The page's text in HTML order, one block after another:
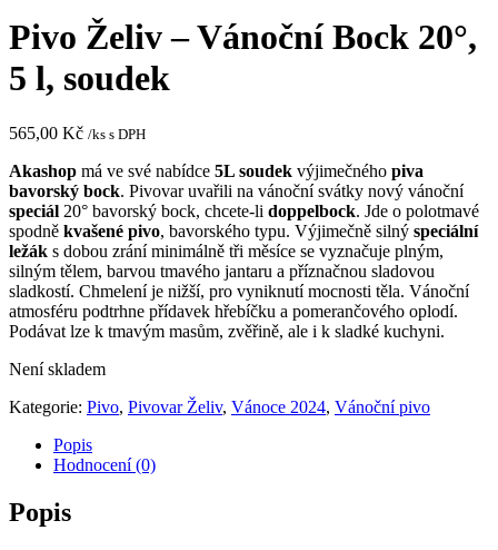
Pivo Želiv – Vánoční Bock 20°,
5 l, soudek
565,00 Kč /ks s DPH
Akashop má ve své nabídce 5L soudek výjimečného piva
bavorský bock. Pivovar uvařili na vánoční svátky nový vánoční
speciál 20° bavorský bock, chcete-li doppelbock. Jde o polotmavé
spodně kvašené pivo, bavorského typu. Výjimečně silný speciální
ležák s dobou zrání minimálně tři měsíce se vyznačuje plným,
silným tělem, barvou tmavého jantaru a příznačnou sladovou
sladkostí. Chmelení je nižší, pro vyniknutí mocnosti těla. Vánoční
atmosféru podtrhne přídavek hřebíčku a pomerančového oplodí.
Podávat lze k tmavým masům, zvěřině, ale i k sladké kuchyni.
Není skladem
Kategorie: Pivo, Pivovar Želiv, Vánoce 2024, Vánoční pivo
Popis
Hodnocení (0)
Popis